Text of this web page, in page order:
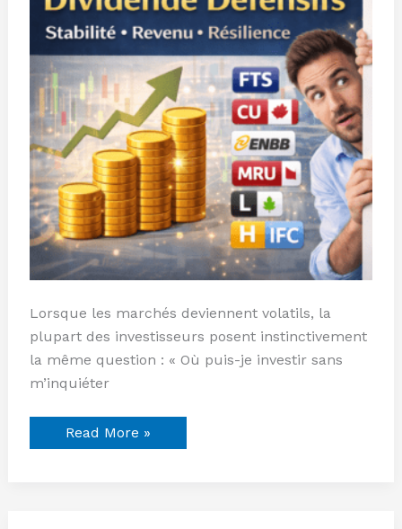
Lorsque les marchés deviennent volatils, la
plupart des investisseurs posent instinctivement
la même question : « Où puis-je investir sans
m’inquiéter
Read More »